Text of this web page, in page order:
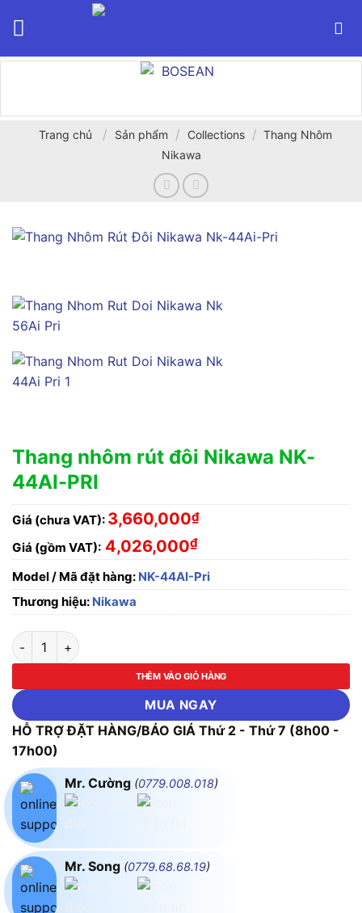
Trang chủ / Sản phẩm / Collections / Thang Nhôm
Nikawa
Thang nhôm rút đôi Nikawa NK-
44AI-PRI
Giá (chưa VAT): 3,660,000₫
Giá (gồm VAT): 4,026,000₫
Model / Mã đặt hàng: NK-44AI-Pri
Thương hiệu: Nikawa
Thang nhôm rút đôi Nikawa NK-44AI-PRI số lượng
THÊM VÀO GIỎ HÀNG
MUA NGAY
HỖ TRỢ ĐẶT HÀNG/BÁO GIÁ Thứ 2 - Thứ 7 (8h00 -
17h00)
Mr. Cường (0779.008.018)
Mr. Song (0779.68.68.19)